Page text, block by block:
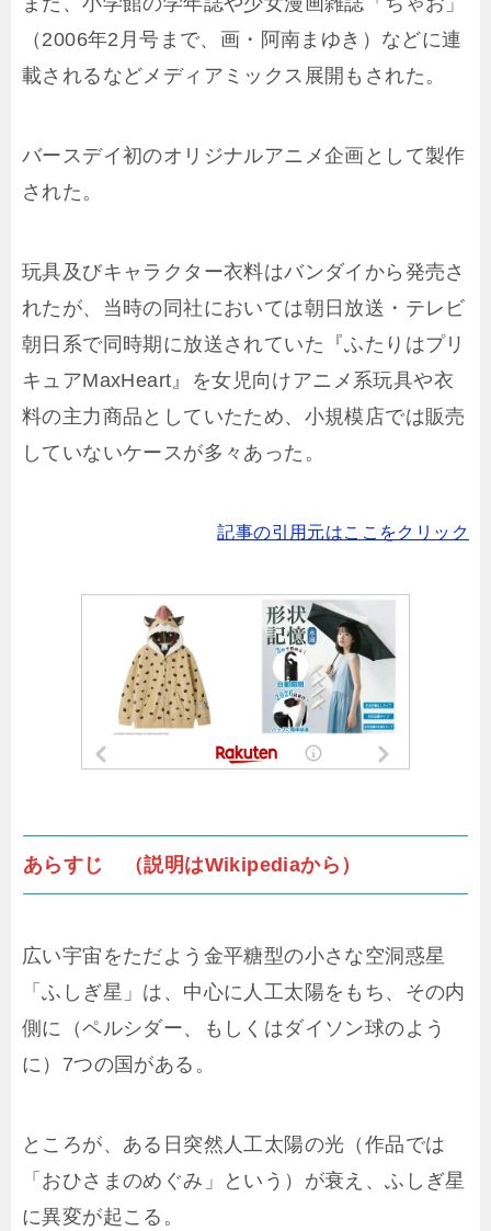
（2006年2月号まで、画・阿南まゆき）などに連
載されるなどメディアミックス展開もされた。
バースデイ初のオリジナルアニメ企画として製作
された。
玩具及びキャラクター衣料はバンダイから発売さ
れたが、当時の同社においては朝日放送・テレビ
朝日系で同時期に放送されていた『ふたりはプリ
キュアMaxHeart』を女児向けアニメ系玩具や衣
料の主力商品としていたため、小規模店では販売
していないケースが多々あった。
記事の引用元はここをクリック
あらすじ （説明はWikipediaから）
広い宇宙をただよう金平糖型の小さな空洞惑星
「ふしぎ星」は、中心に人工太陽をもち、その内
側に（ペルシダー、もしくはダイソン球のよう
に）7つの国がある。
ところが、ある日突然人工太陽の光（作品では
「おひさまのめぐみ」という）が衰え、ふしぎ星
に異変が起こる。